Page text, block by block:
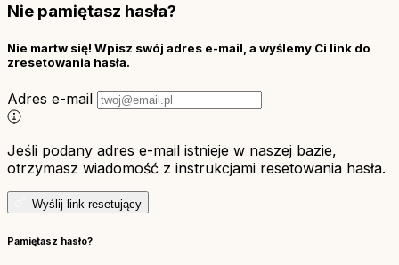
Nie pamiętasz hasła?
Nie martw się! Wpisz swój adres e-mail, a wyślemy Ci link do
zresetowania hasła.
Adres e-mail
Jeśli podany adres e-mail istnieje w naszej bazie,
otrzymasz wiadomość z instrukcjami resetowania hasła.
Wyślij link resetujący
Pamiętasz hasło?